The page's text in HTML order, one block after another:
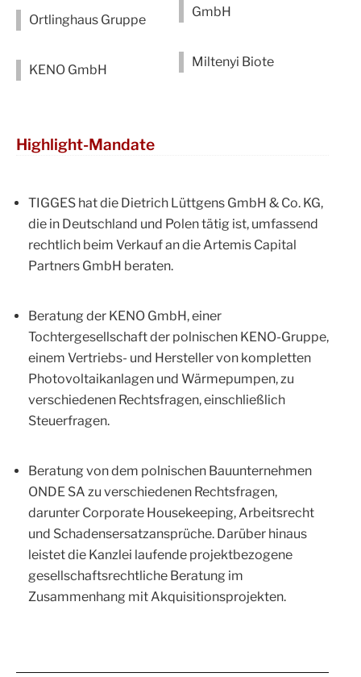
Ortlinghaus Gruppe
KENO GmbH
GmbH
Miltenyi Biote
Highlight-Mandate
TIGGES hat die Dietrich Lüttgens GmbH & Co. KG,
die in Deutschland und Polen tätig ist, umfassend
rechtlich beim Verkauf an die Artemis Capital
Partners GmbH beraten.
Beratung der KENO GmbH, einer
Tochtergesellschaft der polnischen KENO-Gruppe,
einem Vertriebs- und Hersteller von kompletten
Photovoltaikanlagen und Wärmepumpen, zu
verschiedenen Rechtsfragen, einschließlich
Steuerfragen.
Beratung von dem polnischen Bauunternehmen
ONDE SA zu verschiedenen Rechtsfragen,
darunter Corporate Housekeeping, Arbeitsrecht
und Schadensersatzansprüche. Darüber hinaus
leistet die Kanzlei laufende projektbezogene
gesellschaftsrechtliche Beratung im
Zusammenhang mit Akquisitionsprojekten.